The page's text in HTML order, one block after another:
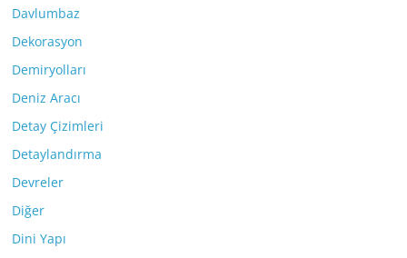
Davlumbaz
Dekorasyon
Demiryolları
Deniz Aracı
Detay Çizimleri
Detaylandırma
Devreler
Diğer
Dini Yapı